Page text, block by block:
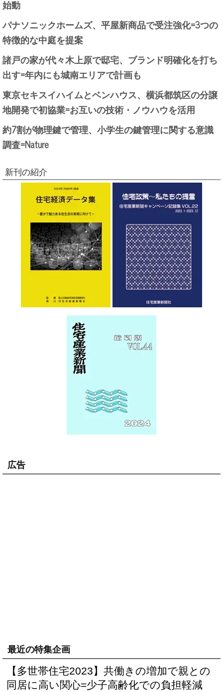
始動
パナソニックホームズ、平屋新商品で受注強化=3つの
特徴的な中庭を提案
諸戸の家が代々木上原で邸宅、ブランド明確化を打ち
出す=年内にも城南エリアで計画も
東京セキスイハイムとベンハウス、横浜都筑区の分譲
地開発で初協業=お互いの技術・ノウハウを活用
約7割が物理鍵で管理、小学生の鍵管理に関する意識
調査=Nature
新刊の紹介
広告
最近の特集企画
【多世帯住宅2023】共働きの増加で親との
同居に高い関心=少子高齢化での負担軽減